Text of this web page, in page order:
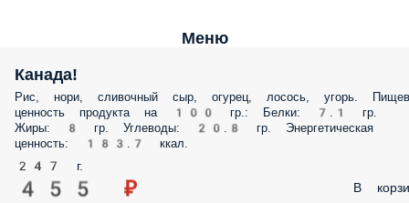
Меню
Канада!
Рис, нори, сливочный сыр, огурец, лосось, угорь.
ценность продукта на 100 гр.: Белки: 7.1 гр.
Жиры: 8 гр. Углеводы: 20.8 гр. Энергетическая
ценность: 183.7 ккал.
247 г.
455 ₽ В